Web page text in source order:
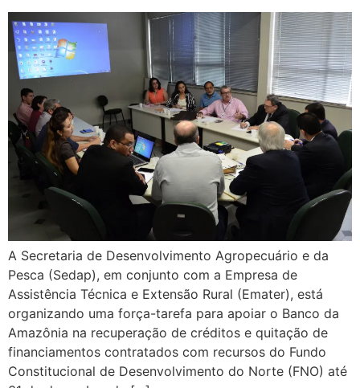
A Secretaria de Desenvolvimento Agropecuário e da
Pesca (Sedap), em conjunto com a Empresa de
Assistência Técnica e Extensão Rural (Emater), está
organizando uma força-tarefa para apoiar o Banco da
Amazônia na recuperação de créditos e quitação de
financiamentos contratados com recursos do Fundo
Constitucional de Desenvolvimento do Norte (FNO) até